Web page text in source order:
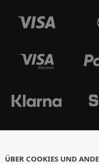
ÜBER COOKIES UND